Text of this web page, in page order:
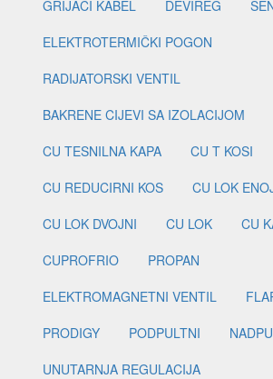
GRIJAČI KABEL
DEVIREG
ELEKTROTERMIČKI POGON
RADIJATORSKI VENTIL
BAKRENE CIJEVI SA IZOLACIJOM
CU TESNILNA KAPA
CU T KOSI
CU REDUCIRNI KOS
CU LOK
CU LOK DVOJNI
CU LOK
CU
CUPROFRIO
PROPAN
ELEKTROMAGNETNI VENTIL
PRODIGY
PODPULTNI
UNUTARNJA REGULACIJA